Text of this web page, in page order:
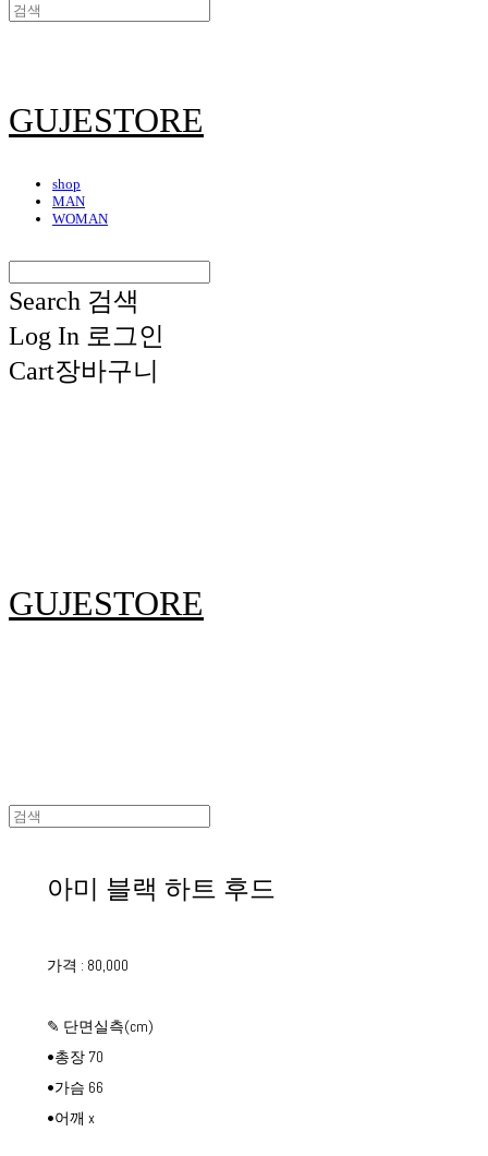
GUJESTORE
shop
MAN
WOMAN
Search 검색
Log In 로그인
Cart장바구니
GUJESTORE
아미 블랙 하트 후드
가격 : 80,000
✎ 단면실측(cm)
•총장 70
•가슴 66
•어깨 x